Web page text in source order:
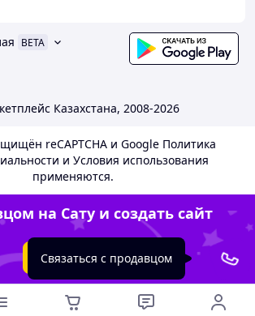
BETA
Казахстана, 2008-2026
reCAPTCHA и Google Политика
и Условия использования
применяются.
на Сату и создать сайт
Создать сайт
Связаться с продавцом